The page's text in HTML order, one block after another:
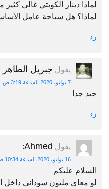
لماذا دينار الكويتي غالي كثير
لماذا؟ هل سياحة عامل
رد
يقول جبريل
7 يوليو، 2020 الساعة 3:19 ص
جيد جدا
رد
يقول Ahmed
:
16 يوليو، 2020 الساعة 10:34 ص
السلام عليكم
لو معاي مليون سوداني داخل